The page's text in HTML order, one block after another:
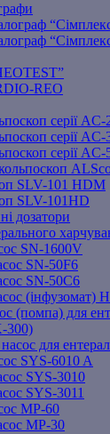
REO
серії AC-
серії AC-
серії AC-
SLV-101 HDM
SLV-101HD
дозатори
SN-1600V
SN-50F6
SN-50C6
(інфузомат)
(помпа) для
300)
для
SYS-6010 A
SYS-3010
SYS-3011
MP-60
MP-30